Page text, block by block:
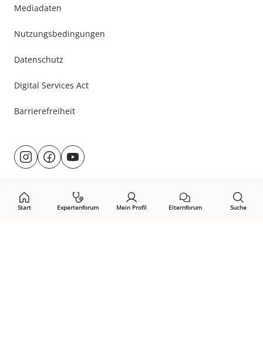
Start Expertenforum Mein Profil Elternforum Suche
Mediadaten
Nutzungsbedingungen
Datenschutz
Digital Services Act
Barrierefreiheit
Besuche
uns@rund.ums.baby
facebook.com/rundumsbaby.de
youtube.com/@rundumsbaby_